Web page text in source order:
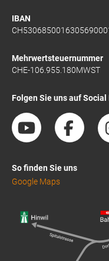
IBAN
Mehrwertsteuernummer
CHE-106.955.180MWST
Folgen Sie uns auf Social
So finden Sie uns
Google Maps